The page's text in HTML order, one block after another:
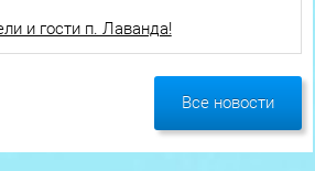
и гости п. Лаванда!
Все новости